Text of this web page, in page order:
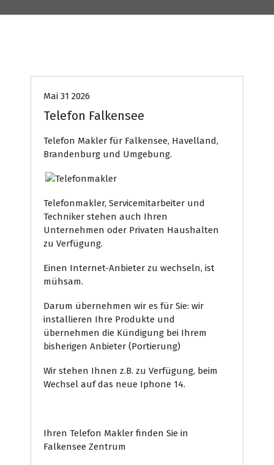
Mai 31 2026
Telefon Falkensee
Telefon Makler für Falkensee, Havelland,
Brandenburg und Umgebung.
Telefonmakler, Servicemitarbeiter und
Techniker stehen auch Ihren
Unternehmen oder Privaten Haushalten
zu Verfügung.
Einen Internet-Anbieter zu wechseln, ist
mühsam.
Darum übernehmen wir es für Sie: wir
installieren Ihre Produkte und
übernehmen die Kündigung bei Ihrem
bisherigen Anbieter (Portierung)
Wir stehen Ihnen z.B. zu Verfügung, beim
Wechsel auf das neue Iphone 14.
Ihren Telefon Makler finden Sie in
Falkensee Zentrum